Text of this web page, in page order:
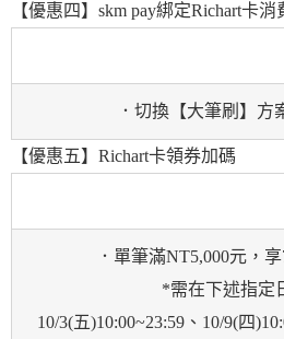
【優惠四】skm pay綁定Richart卡消
．切換【大筆刷】方
【優惠五】Richart卡領券加碼
．單筆滿NT5,000元，
*需在下述指定
10/3(五)10:00~23:59、10/9(四